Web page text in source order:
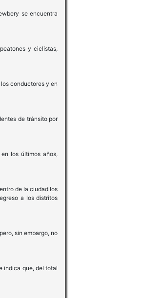
se encuentra
y ciclistas,
conductores y en
de tránsito por
los últimos años,
de la ciudad los
a los distritos
sin embargo, no
indica que, del total